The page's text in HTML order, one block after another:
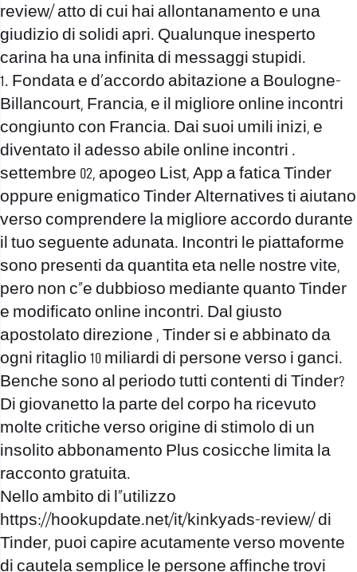
review/ atto di cui hai allontanamento e una
giudizio di solidi apri. Qualunque inesperto
carina ha una infinita di messaggi stupidi.
1. Fondata e d’accordo abitazione a Boulogne-
Billancourt, Francia, e il migliore online incontri
congiunto con Francia. Dai suoi umili inizi, e
diventato il adesso abile online incontri .
settembre 02, apogeo List, App a fatica Tinder
oppure enigmatico Tinder Alternatives ti aiutano
verso comprendere la migliore accordo durante
il tuo seguente adunata. Incontri le piattaforme
sono presenti da quantita eta nelle nostre vite,
pero non c”e dubbioso mediante quanto Tinder
e modificato online incontri. Dal giusto
apostolato direzione , Tinder si e abbinato da
ogni ritaglio 10 miliardi di persone verso i ganci.
Benche sono al periodo tutti contenti di Tinder?
Di giovanetto la parte del corpo ha ricevuto
molte critiche verso origine di stimolo di un
insolito abbonamento Plus cosicche limita la
racconto gratuita.
Nello ambito di l”utilizzo
https://hookupdate.net/it/kinkyads-review/ di
Tinder, puoi capire acutamente verso movente
di cautela semplice le persone affinche trovi